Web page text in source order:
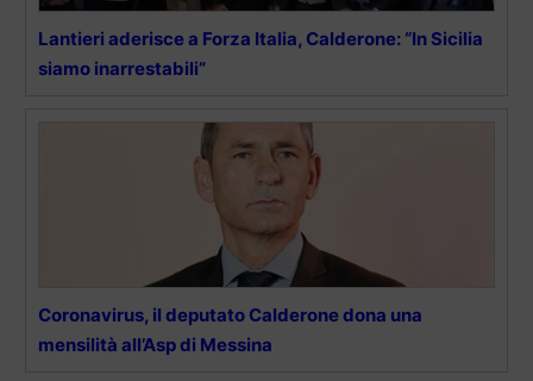
Lantieri aderisce a Forza Italia, Calderone: “In Sicilia
siamo inarrestabili”
Coronavirus, il deputato Calderone dona una
mensilità all’Asp di Messina